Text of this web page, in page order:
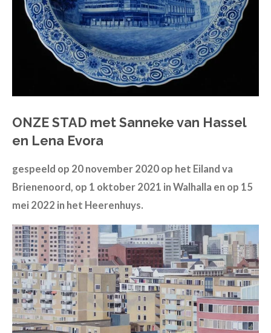
ONZE STAD met Sanneke van Hassel
en Lena Evora
gespeeld op 20 november 2020 op het Eiland va
Brienenoord, op 1 oktober 2021 in Walhalla en op 15
mei 2022 in het Heerenhuys.